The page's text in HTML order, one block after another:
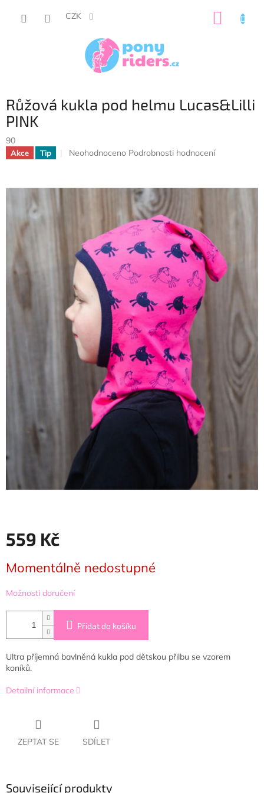
CZK
Růžová kukla pod helmu Lucas&Lilli
PINK
90
Akce Tip
Průměrné
je
hvězdiček.
Neohodnoceno Podrobnosti hodnocení
559 Kč
cena:
Momentálně nedostupné
Možnosti doručení
Přidat do košíku
Ultra příjemná bavlněná kukla pod dětskou přilbu se vzorem
koníků.
Detailní informace
ZEPTAT SE SDÍLET
Související produkty